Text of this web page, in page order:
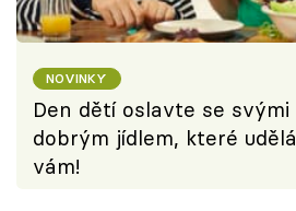
NOVINKY
Den dětí oslavte se
dobrým jídlem, které
vám!